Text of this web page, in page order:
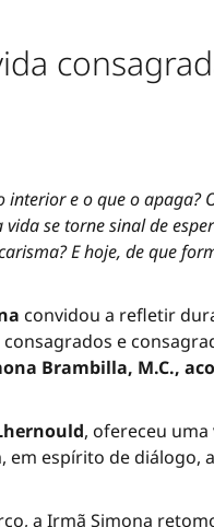
e o que o
se torne sinal de
E hoje, de que
convidou a refletir
e
Brambilla, M.C.,
, ofereceu uma
espírito de
a Irmã Simona